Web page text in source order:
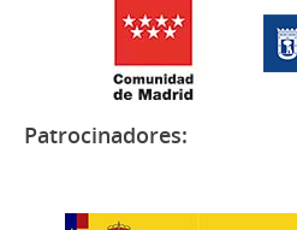
Patrocinadores: